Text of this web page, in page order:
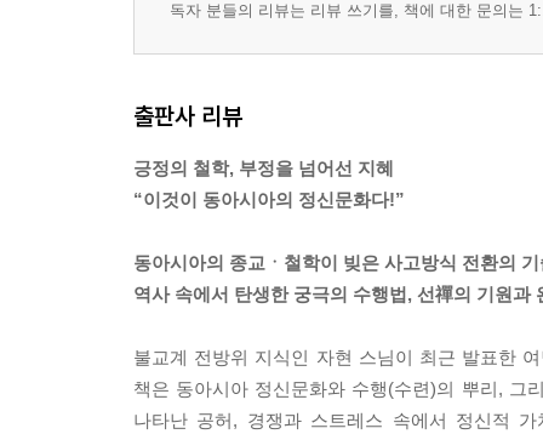
독자 분들의 리뷰는 리뷰 쓰기를, 책에 대한 문의는
출판사 리뷰
긍정의 철학, 부정을 넘어선 지혜
“이것이 동아시아의 정신문화다!”
동아시아의 종교ㆍ철학이 빚은 사고방식 전환의 기
역사 속에서 탄생한 궁극의 수행법, 선禪의 기원과
불교계 전방위 지식인 자현 스님이 최근 발표한
책은 동아시아 정신문화와 수행(수련)의 뿌리, 그
나타난 공허, 경쟁과 스트레스 속에서 정신적